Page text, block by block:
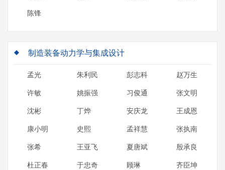
陈锋
制造装备动力学与集成设计
孟光 朱利民 彭志科 赵万生
许敏 姚振强 习俊通 张文明
沈彬 丁烨 安庆龙 王成恩
康小明 史熙 孟祥慧 张执南
张希 王亚飞 夏唐斌 殷承良
杜正春 于忠奇 顾琳 齐臣坤